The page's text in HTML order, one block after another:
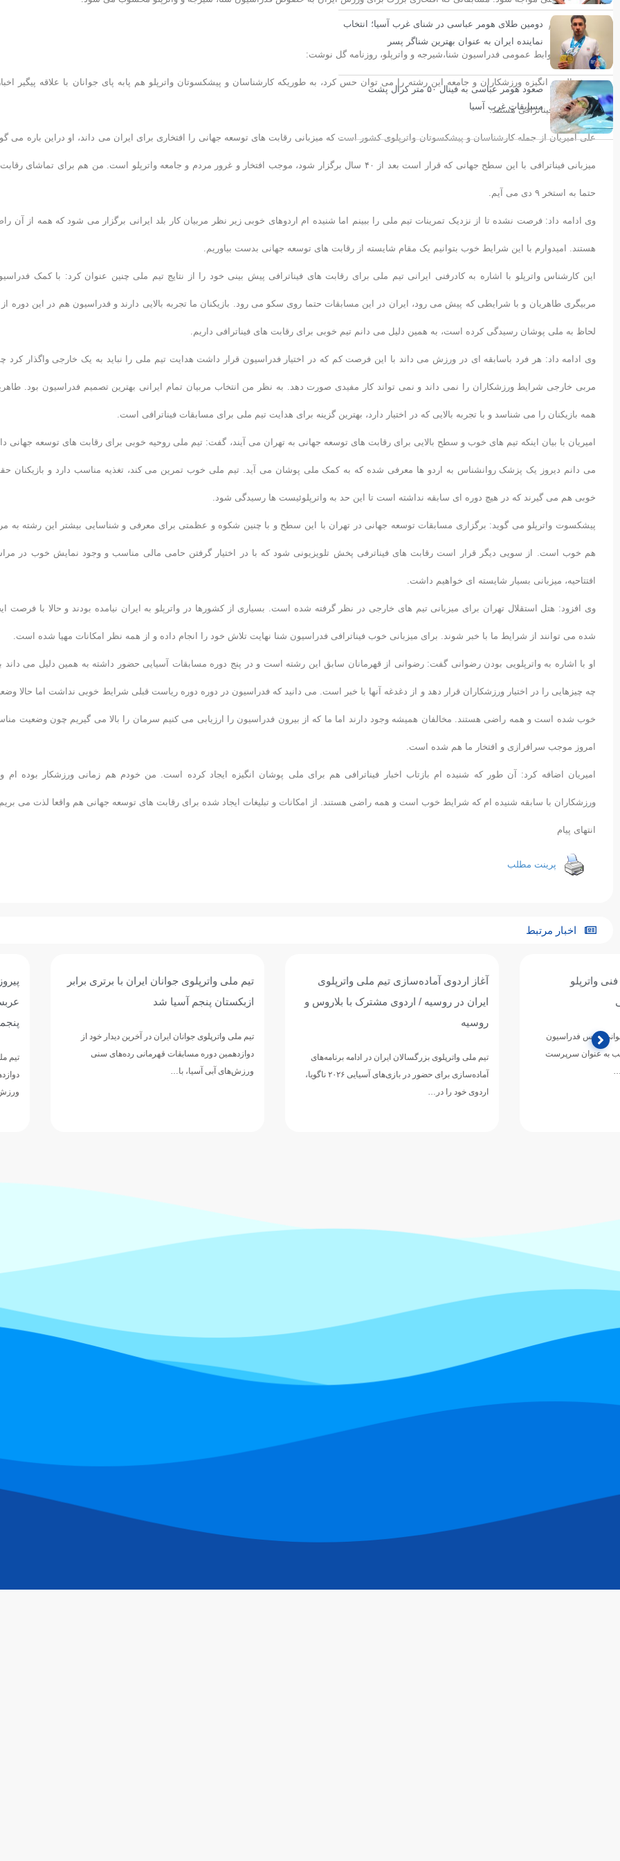
انسیه بحری/
به گزارش روابط عمومی فدراسیون شنا،شیرجه و واترپلو، روزنامه گل نوشت:
خوشحالی و انگیزه ورزشکاران و جامعه این رشته را می توان حس کرد، به طوریکه کارشناسان و پیشکسوتان واترپلو هم پابه پای جوانان با علاقه پیگیر
برنامه های فیناترافی هستند.
علی امیریان از جمله کارشناسان و پیشکسوتان واترپلوی کشور است که میزبانی رقابت های توسعه جهانی را افتخاری برای ایران می داند، او دراین باره می
میزبانی فیناترافی با این سطح جهانی که قرار است بعد از ۴۰ سال برگزار شود، موجب افتخار و غرور مردم و جامعه واترپلو است. من هم برای تماشای
حتما به استخر ۹ دی می آیم.
وی ادامه داد: فرصت نشده تا از نزدیک تمرینات تیم ملی را ببینم اما شنیده ام اردوهای خوبی زیر نظر مربیان کار بلد ایرانی برگزار می شود که همه از آن
هستند. امیدوارم با این شرایط خوب بتوانیم یک مقام شایسته از رقابت های توسعه جهانی بدست بیاوریم.
این کارشناس واترپلو با اشاره به کادرفنی ایرانی تیم ملی برای رقابت های فیناترافی پیش بینی خود را از نتایج تیم ملی چنین عنوان کرد: با کمک
مربیگری طاهریان و با شرایطی که پیش می رود، ایران در این مسابقات حتما روی سکو می رود. بازیکنان ما تجربه بالایی دارند و فدراسیون هم در این دوره از
لحاظ به ملی پوشان رسیدگی کرده است، به همین دلیل می دانم تیم خوبی برای رقابت های فیناترافی داریم.
وی ادامه داد: هر فرد باسابقه ای در ورزش می داند با این فرصت کم که در اختیار فدراسیون قرار داشت هدایت تیم ملی را نباید به یک خارجی واگذار کرد
مربی خارجی شرایط ورزشکاران را نمی داند و نمی تواند کار مفیدی صورت دهد. به نظر من انتخاب مربیان تمام ایرانی بهترین تصمیم فدراسیون بود.
همه بازیکنان را می شناسد و با تجربه بالایی که در اختیار دارد، بهترین گزینه برای هدایت تیم ملی برای مسابقات فیناترافی است.
امیریان با بیان اینکه تیم های خوب و سطح بالایی برای رقابت های توسعه جهانی به تهران می آیند، گفت: تیم ملی روحیه خوبی برای رقابت های توسعه جهانی
می دانم دیروز یک پزشک روانشناس به اردو ها معرفی شده که به کمک ملی پوشان می آید. تیم ملی خوب تمرین می کند، تغذیه مناسب دارد و بازیکنان
خوبی هم می گیرند که در هیچ دوره ای سابقه نداشته است تا این حد به واترپلوئیست ها رسیدگی شود.
پیشکسوت واترپلو می گوید: برگزاری مسابقات توسعه جهانی در تهران با این سطح و با چنین شکوه و عظمتی برای معرفی و شناسایی بیشتر این رشته به
هم خوب است. از سویی دیگر قرار است رقابت های فیناترفی پخش تلویزیونی شود که با در اختیار گرفتن حامی مالی مناسب و وجود نمایش خوب در
افتتاحیه، میزبانی بسیار شایسته ای خواهیم داشت.
وی افزود: هتل استقلال تهران برای میزبانی تیم های خارجی در نظر گرفته شده است. بسیاری از کشورها در واترپلو به ایران نیامده بودند و حالا با فرصت
شده می توانند از شرایط ما با خبر شوند. برای میزبانی خوب فیناترافی فدراسیون شنا نهایت تلاش خود را انجام داده و از همه نظر امکانات مهیا شده است.
او با اشاره به واترپلویی بودن رضوانی گفت: رضوانی از قهرمانان سابق این رشته است و در پنج دوره مسابقات آسیایی حضور داشته به همین دلیل می داند
چه چیزهایی را در اختیار ورزشکاران قرار دهد و از دغدغه آنها با خبر است. می دانید که فدراسیون در دوره دوره ریاست قبلی شرایط خوبی نداشت اما حالا
خوب شده است و همه راضی هستند. مخالفان همیشه وجود دارند اما ما که از بیرون فدراسیون را ارزیابی می کنیم سرمان را بالا می گیریم چون وضعیت
امروز موجب سرافرازی و افتخار ما هم شده است.
امیریان اضافه کرد: آن طور که شنیده ام بازتاب اخبار فیناترافی هم برای ملی پوشان انگیزه ایجاد کرده است. من خودم هم زمانی ورزشکار بوده ام و
ورزشکاران با سابقه شنیده ام که شرایط خوب است و همه راضی هستند. از امکانات و تبلیغات ایجاد شده برای رقابت های توسعه جهانی هم واقعا لذت می
انتهای پیام
پرینت مطلب
دومین طلای هومر عباسی در شنای غرب آسیا؛ انتخاب
نماینده ایران به عنوان بهترین شناگر پسر
صعود هومر عباسی به فینال ۵۰ متر کرال پشت
مسابقات غرب آسیا
اخبار مرتبط
آغاز اردوی آماده‌سازی تیم ملی واترپلوی
ایران در روسیه / اردوی مشترک با بلاروس و
تیم ملی واترپلوی بزرگسالان ایران در ادامه برنامه‌های
آماده‌سازی برای حضور در بازی‌های آسیایی ۲۰۲۶ ناگویا،
تیم ملی واترپلوی جوانان ایران با برتری برابر
ازبکستان پنجم آسیا شد
تیم ملی واترپلوی جوانان ایران در آخرین دیدار خود از
دوازدهمین دوره مسابقات قهرمانی رده‌های سنی
ورزش‌های آبی آسیا، با…
پیروزی پرگل جوانان واترپلوی
عربستان؛ تقابل با ازبکستان
تیم ملی واترپلوی جوانان ایران در
دوازدهمین دوره مسابقات قهرمانی
ورزش‌های آبی آسیا، با ارائه نمایشی…